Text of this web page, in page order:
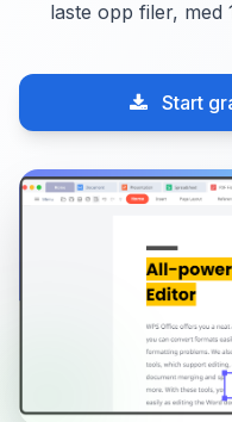
laste opp filer,
Start